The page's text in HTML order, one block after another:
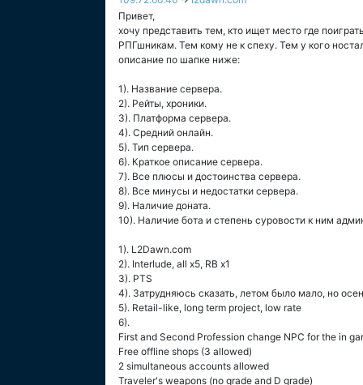
Привет,
хочу представить тем, кто ищет место где
РПГшникам. Тем кому не к спеху. Тем у кого
описание по шапке ниже:
1). Название сервера.
2). Рейты, хроники.
3). Платформа сервера.
4). Средний онлайн.
5). Тип сервера.
6). Краткое описание сервера.
7). Все плюсы и достоинства сервера.
8). Все минусы и недостатки сервера.
9). Наличие доната.
10). Наличие бота и степень суровости к ним
1). L2Dawn.com
2). Interlude, all x5, RB x1
3). PTS
4). Затрудняюсь сказать, летом было мало, но
5). Retail-like, long term project, low rate
6).
First and Second Profession change NPC for the in
Free offline shops (3 allowed)
2 simultaneous accounts allowed
Traveler's weapons (no grade and D grade)